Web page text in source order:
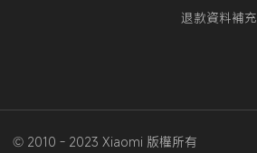
退款資料補充
© 2010 - 2023 Xiaomi 版權所有